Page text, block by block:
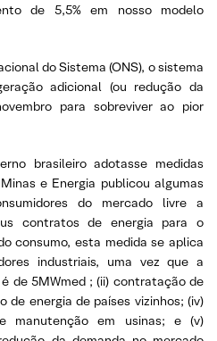
de 5,5% em nosso modelo
do Sistema (ONS), o sistema
adicional (ou redução da
para sobreviver ao pior
brasileiro adotasse medidas
e Energia publicou algumas
do mercado livre a
contratos de energia para o
consumo, esta medida se aplica
industriais, uma vez que a
de 5MWmed ; (ii) contratação de
de energia de países vizinhos; (iv)
manutenção em usinas; e (v)